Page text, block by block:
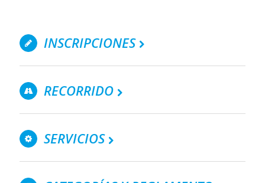
INSCRIPCIONES
RECORRIDO
SERVICIOS